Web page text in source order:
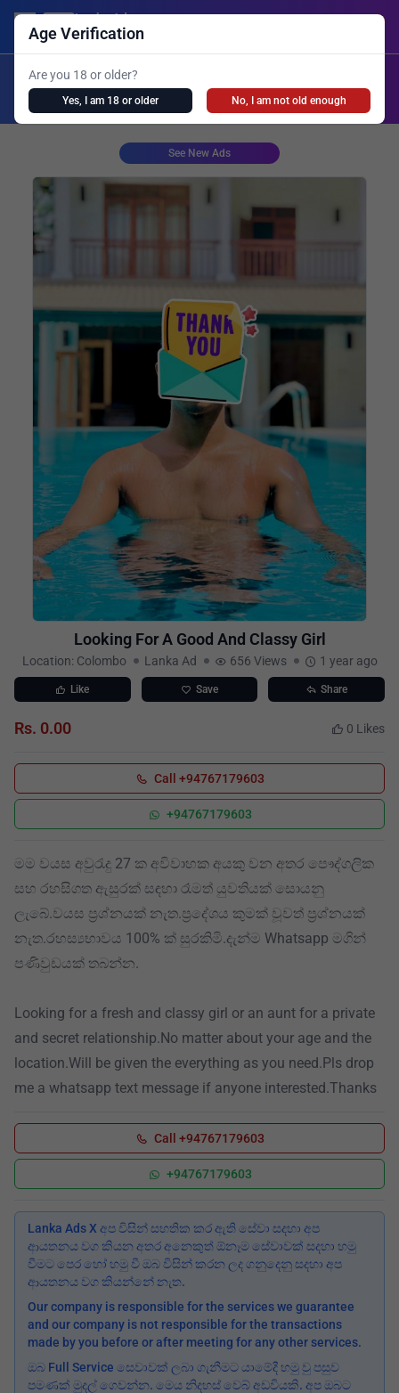
Lanka Ads
X
Girls Personal Live Cam Spa Shemale
See New Ads
Looking For A Good And Classy Girl
Location: Colombo Lanka Ad 656 Views 1 year ago
Like Save Share
Rs. 0.00 0 Likes
Call +94767179603
+94767179603
මම වයස අවුරැදු 27 ක අවිවාහක අයකු වන අතර පෞද්ගලික
සහ රහසිගත ඇසුරක් සඳහා රෑමත් යුවතියක් සොයනු
ලැබේ.වයස ප්‍රශ්නයක් නැත.ප්‍රදේශය කුමක් වූවත් ප්‍රශ්නයක්
නැත.රහස්‍යභාවය 100% ක් සුරකිමි.දැන්ම Whatsapp මගින්
පණිවුඩයක් තබන්න.
Looking for a fresh and classy girl or an aunt for a private
and secret relationship.No matter about your age and the
location.Will be given the everything as you need.Pls drop
me a whatsapp text message if anyone interested.Thanks
Call +94767179603
+94767179603
Lanka Ads X අප විසින් සහතික කර ඇති සේවා සදහා අප
ආයතනය වග කියන අතර අනෙකුත් ඕනෑම සේවාවක් සදහා හමු
වීමට පෙර හෝ හමු වී ඔබ විසින් කරන ලද ගනුදෙනු සදහා අප
ආයතනය වග කියන්නේ නැත.
Our company is responsible for the services we guarantee
and our company is not responsible for the transactions
made by you before or after meeting for any other services.
ඔබ Full Service සෙවාවක් ලබා ගැනීමට යාමේදී හමු වු පසුව
පමණක් මුදල් ගෙවන්න. මෙය නිදහස් වෙබ් අඩවියකි. අප ඔබට
Age Verification
Are you 18 or older?
Yes, I am 18 or older No, I am not old enough